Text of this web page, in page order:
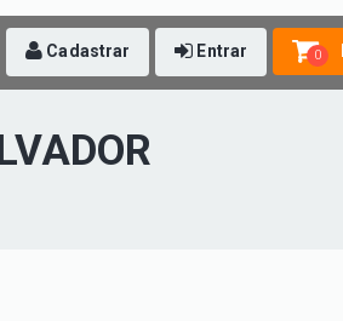
Cadastrar Entrar 0